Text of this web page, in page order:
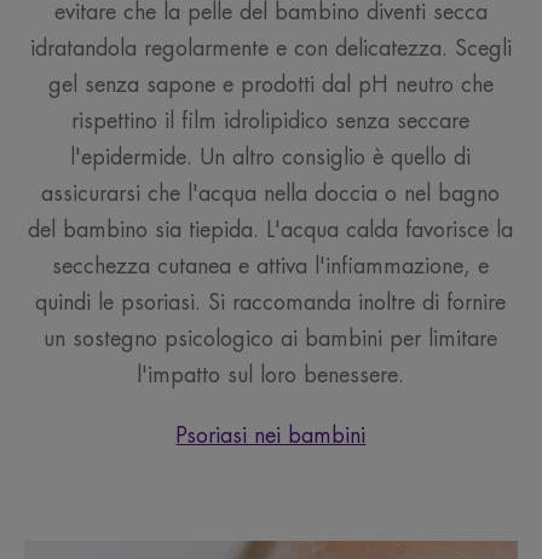
evitare che la pelle del bambino diventi secca
idratandola regolarmente e con delicatezza. Scegli
gel senza sapone e prodotti dal pH neutro che
rispettino il film idrolipidico senza seccare
l'epidermide. Un altro consiglio è quello di
assicurarsi che l'acqua nella doccia o nel bagno
del bambino sia tiepida. L'acqua calda favorisce la
secchezza cutanea e attiva l'infiammazione, e
quindi le psoriasi. Si raccomanda inoltre di fornire
un sostegno psicologico ai bambini per limitare
l'impatto sul loro benessere.
Psoriasi nei bambini